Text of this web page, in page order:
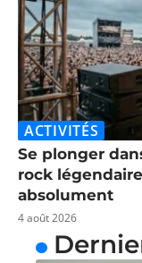
ACTIVITÉS
Se plonger
rock
absolument
4 août 2026